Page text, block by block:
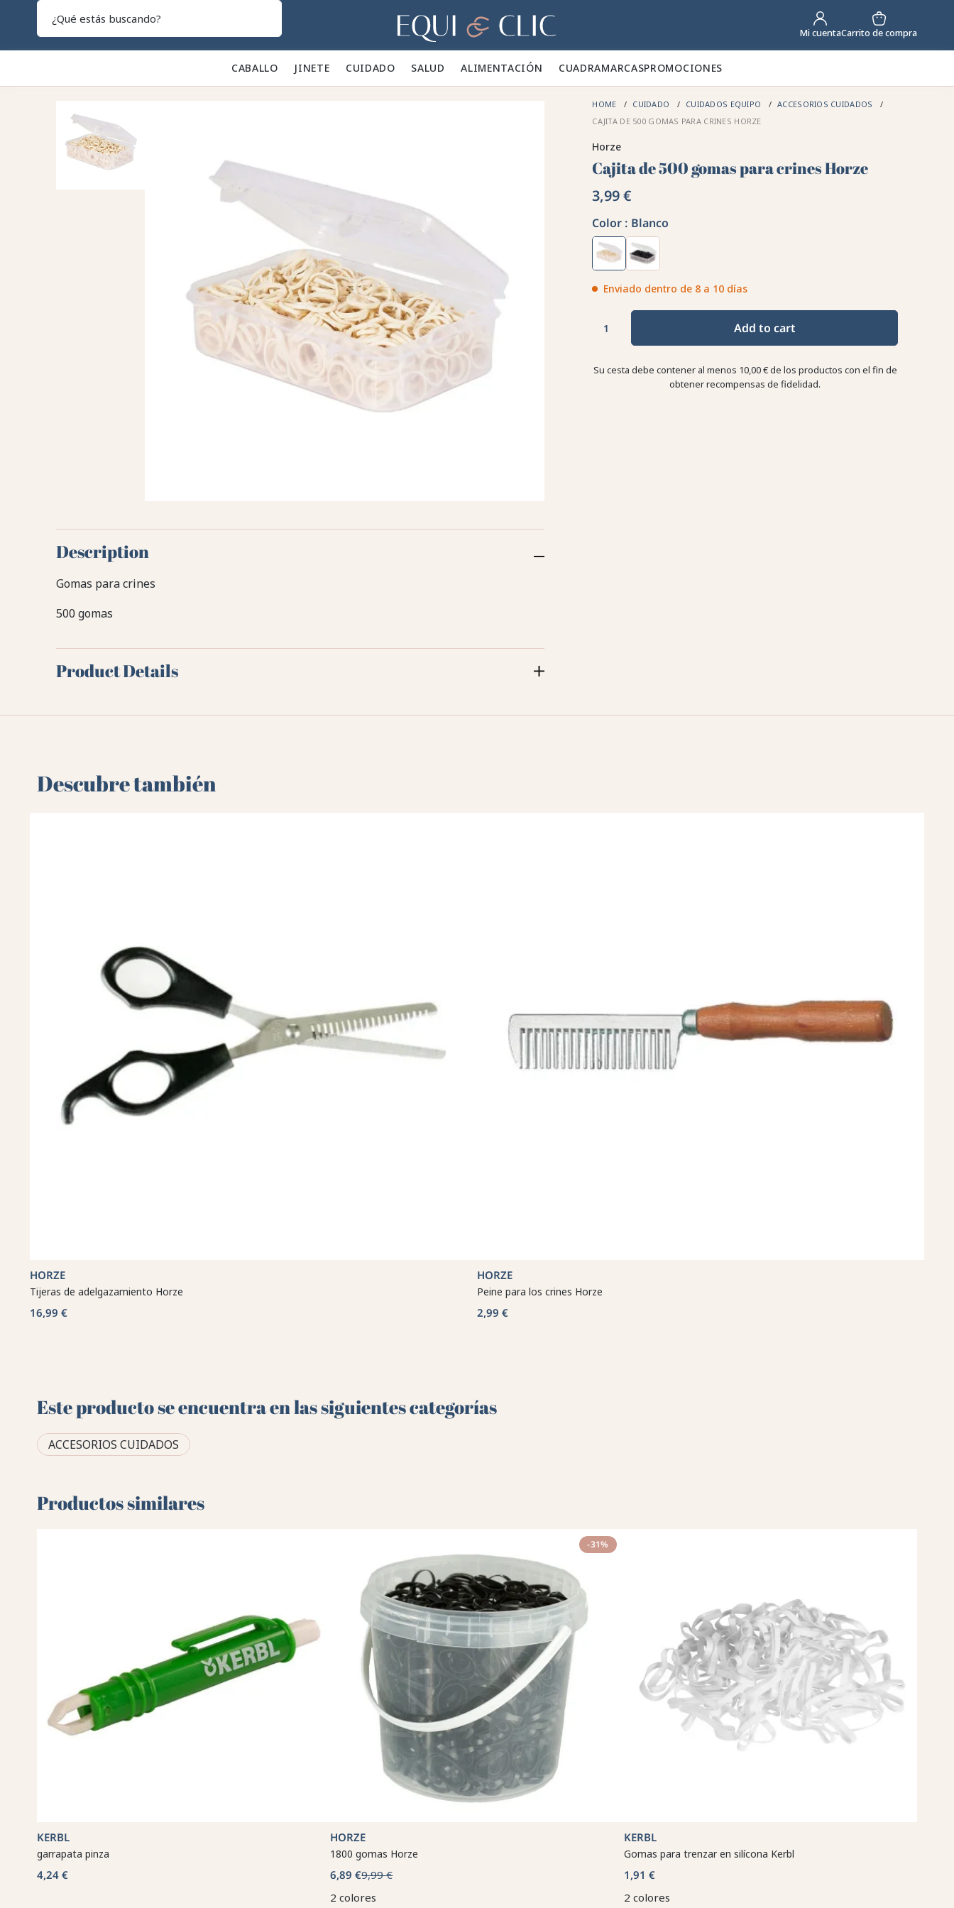
Hogar Mi cuentaCarrito de compra
CABALLO 🐎 JINETE 👕 CUIDADO 🪮 SALUD ✨ALIMENTACIÓN 🥕 CUADRAMARCASPROMOCIONES
HOME CUIDADO CUIDADOS EQUIPO
ACCESORIOS CUIDADOS
CAJITA DE 500 GOMAS PARA CRINES HORZE
Horze
Cajita de 500 gomas para crines Horze
3,99 €
Color : Blanco
Enviado dentro de 8 a 10 días
Add to cart
Su cesta debe contener al menos 10,00 € de los productos con el fin de
obtener recompensas de fidelidad.
Description
Gomas para crines
500 gomas
Product Details
Descubre también
HORZE
Tijeras de adelgazamiento Horze
16,99 €
HORZE
Peine para los crines Horze
2,99 €
Este producto se encuentra en las siguientes categorías
ACCESORIOS CUIDADOS
Productos similares
KERBL
garrapata pinza
4,24 €
-31%
HORZE
1800 gomas Horze
6,89 €9,99 €
2 colores
KERBL
Gomas para trenzar en silícona Kerbl
1,91 €
2 colores